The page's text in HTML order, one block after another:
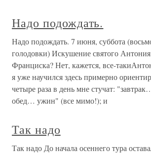
Надо подождать.
Надо подождать. 7 июня, суббота
голодовки) Искушение святого
Франциска? Нет, кажется, все-
я уже научился здесь примерно
четыре раза в день мне стучат:
обед… ужин" (все мимо!); и
Так надо
Так надо До начала осеннего тура